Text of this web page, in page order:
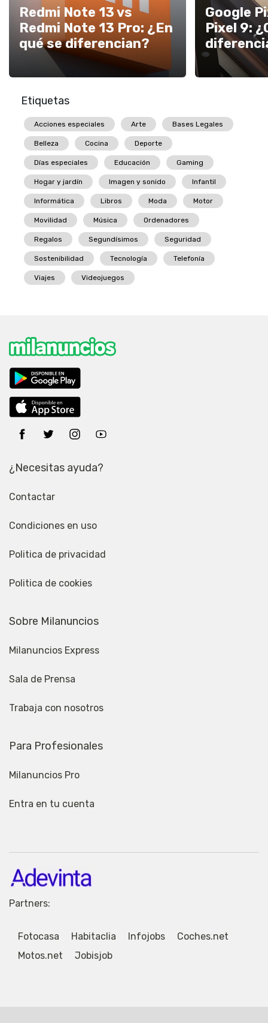
Redmi Note 13 vs
Redmi Note 13 Pro: ¿En
qué se diferencian?
Google
Pixel 9:
Etiquetas
Acciones especiales Arte Bases Legales
Belleza Cocina Deporte
Días especiales Educación Gaming
Hogar y jardín Imagen y sonido Infantil
Informática Libros Moda Motor
Movilidad Música Ordenadores
Regalos Segundísimos Seguridad
Sostenibilidad Tecnología Telefonía
Viajes Videojuegos
¿Necesitas ayuda?
Contactar
Condiciones en uso
Politica de privacidad
Politica de cookies
Sobre Milanuncios
Milanuncios Express
Sala de Prensa
Trabaja con nosotros
Para Profesionales
Milanuncios Pro
Entra en tu cuenta
Partners:
Fotocasa Habitaclia Infojobs
Coches.net
Motos.net
Jobisjob